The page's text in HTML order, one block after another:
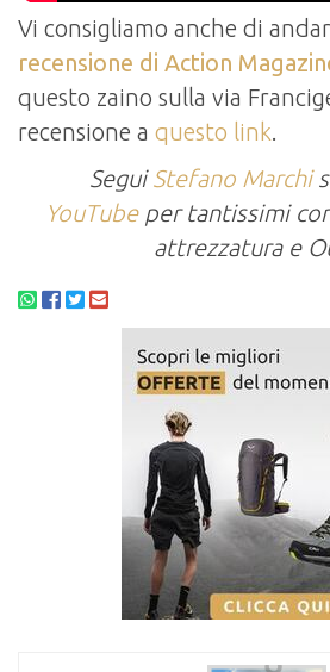
Vi consigliamo anche di
recensione di Action
questo zaino sulla via
recensione a questo link.
SeguiStefano Marchi
YouTubeper tantissimi
attrezzatura e